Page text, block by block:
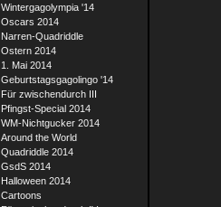
Wintergagolympia '14
Oscars 2014
Narren-Quadriddle
Ostern 2014
1. Mai 2014
Geburtstagsgagolingo '14
Für zwischendurch III
Pfingst-Special 2014
WM-Nichtgucker 2014
Around the World
Quadriddle 2014
GsdS 2014
Halloween 2014
Cartoons